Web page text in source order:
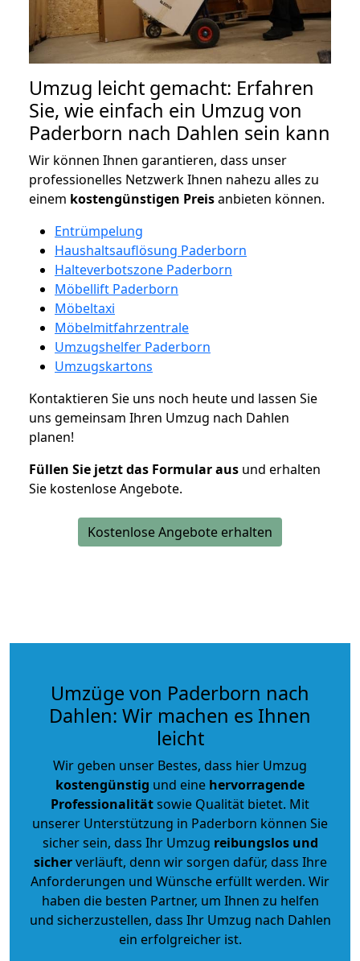
Umzug leicht gemacht: Erfahren
Sie, wie einfach ein Umzug von
Paderborn nach Dahlen sein kann
Wir können Ihnen garantieren, dass unser
professionelles Netzwerk Ihnen nahezu alles zu
einem kostengünstigen Preisanbieten können.
Entrümpelung
Haushaltsauflösung Paderborn
Halteverbotszone Paderborn
Möbellift Paderborn
Möbeltaxi
Möbelmitfahrzentrale
Umzugshelfer Paderborn
Umzugskartons
Kontaktieren Sie uns noch heute und lassen Sie
uns gemeinsam Ihren Umzug nach Dahlen
planen!
Füllen Sie jetzt das Formular aus und erhalten
Sie kostenlose Angebote.
Kostenlose Angebote erhalten
Umzüge von Paderborn nach
Dahlen: Wir machen es Ihnen
leicht
Wir geben unser Bestes, dass hier Umzug
kostengünstig und eine hervorragende
Professionalitätsowie Qualität bietet. Mit
unserer Unterstützung in Paderborn können Sie
sicher sein, dass Ihr Umzug reibungslos und
sicherverläuft, denn wir sorgen dafür, dass Ihre
Anforderungen und Wünsche erfüllt werden. Wir
haben die besten Partner, um Ihnen zu helfen
und sicherzustellen, dass Ihr Umzug nach Dahlen
ein erfolgreicher ist.